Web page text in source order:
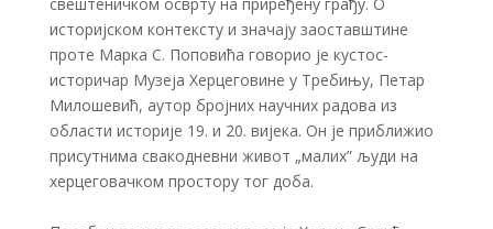
свештеничком осврту на приређену грађу. О
историјском контексту и значају заоставштине
проте Марка С. Поповића говорио је кустос-
историчар Музеја Херцеговине у Требињу, Петар
Милошевић, аутор бројних научних радова из
области историје 19. и 20. вијека. Он је приближио
присутнима свакодневни живот „малих” људи на
херцеговачком простору тог доба.